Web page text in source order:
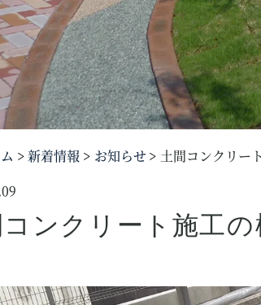
新着情報 お知らせ
土間コンクリー
コンクリート施工